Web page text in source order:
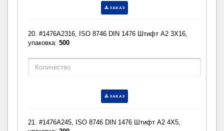
ЗАКАЗ
20. #1476A2316, ISO 8746 DIN 1476 Штифт A2 3X16,
упаковка:500
ЗАКАЗ
21. #1476A245, ISO 8746 DIN 1476 Штифт A2 4X5,